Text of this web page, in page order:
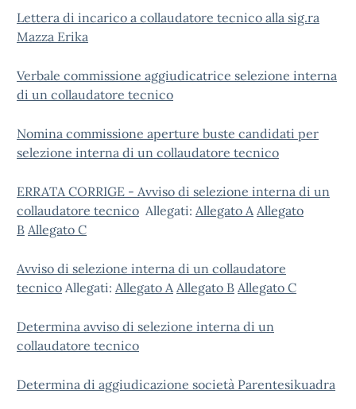
Lettera di incarico a collaudatore tecnico alla sig.ra
Mazza Erika
Verbale commissione aggiudicatrice selezione interna
di un collaudatore tecnico
Nomina commissione aperture buste candidati per
selezione interna di un collaudatore tecnico
ERRATA CORRIGE - Avviso di selezione interna di un
collaudatore tecnico Allegati: Allegato A Allegato
B Allegato C
Avviso di selezione interna di un collaudatore
tecnico Allegati: Allegato A Allegato B Allegato C
Determina avviso di selezione interna di un
collaudatore tecnico
Determina di aggiudicazione società Parentesikuadra